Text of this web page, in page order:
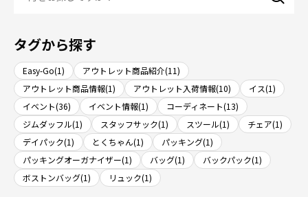
タグから探す
Easy-Go(1)
アウトレット商品紹介(11)
アウトレット商品情報(1)
アウトレット入荷情報(10)
イス(1)
イベント(36)
イベント情報(1)
コーディネート(13)
ジムダッフル(1)
スタッフサック(1) スツール(1)
チェア(1)
デイパック(1)
とくちゃん(1)
パッキング(1)
パッキングオーガナイザー(1)
バッグ(1)
バックパック(1)
ボストンバッグ(1)
リュック(1)